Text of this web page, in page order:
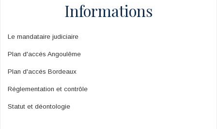
Informations
Le mandataire judiciaire
Plan d'accés Angoulême
Plan d'accés Bordeaux
Réglementation et contrôle
Statut et déontologie